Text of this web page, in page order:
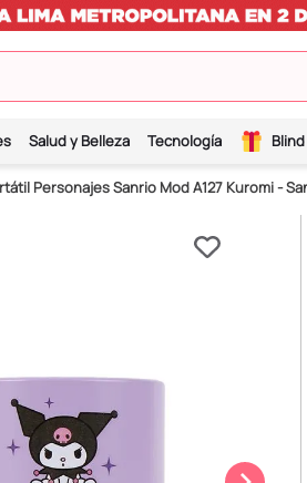
Salud y Belleza Tecnología
Personajes Sanrio Mod A127 Kuromi -